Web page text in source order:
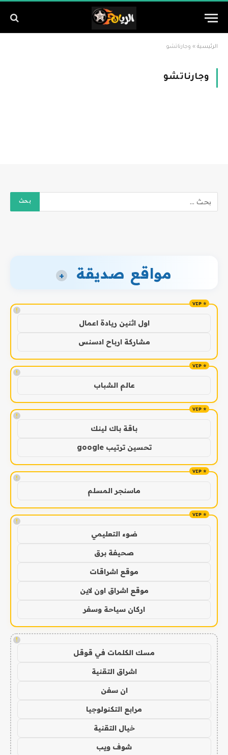
الرئيسية » وجارناتشو
وجارناتشو
مواقع صديقة +
!
اول اثنين ريادة اعمال
مشاركة ارباح ادسنس
!
عالم الشباب
!
باقة باك لينك
تحسين ترتيب google
!
ماسنجر المسلم
!
ضوء التعليمي
صحيفة برق
موقع اشراقات
موقع اشراق اون لاين
اركان سياحة وسفر
!
مسك الكلمات في قوقل
اشراق التقنية
ان سفن
مرابع التكنولوجيا
خيال التقنية
شوف ويب